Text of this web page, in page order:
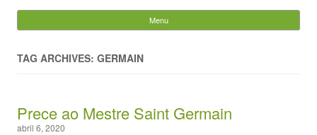
Evandro Legramonte
Menu
TAG ARCHIVES: GERMAIN
Prece ao Mestre Saint Germain
abril 6, 2020